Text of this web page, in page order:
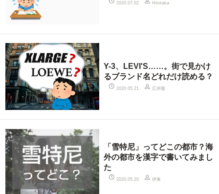
2020.07.02 Hirotaka
Y-3、LEVI'S……。街で見かけ
るブランド名どれだけ読める？
2020.05.21 広井隆
「雪特尼」ってどこの都市？海
外の都市を漢字で書いてみまし
た
2020.05.20 伊東